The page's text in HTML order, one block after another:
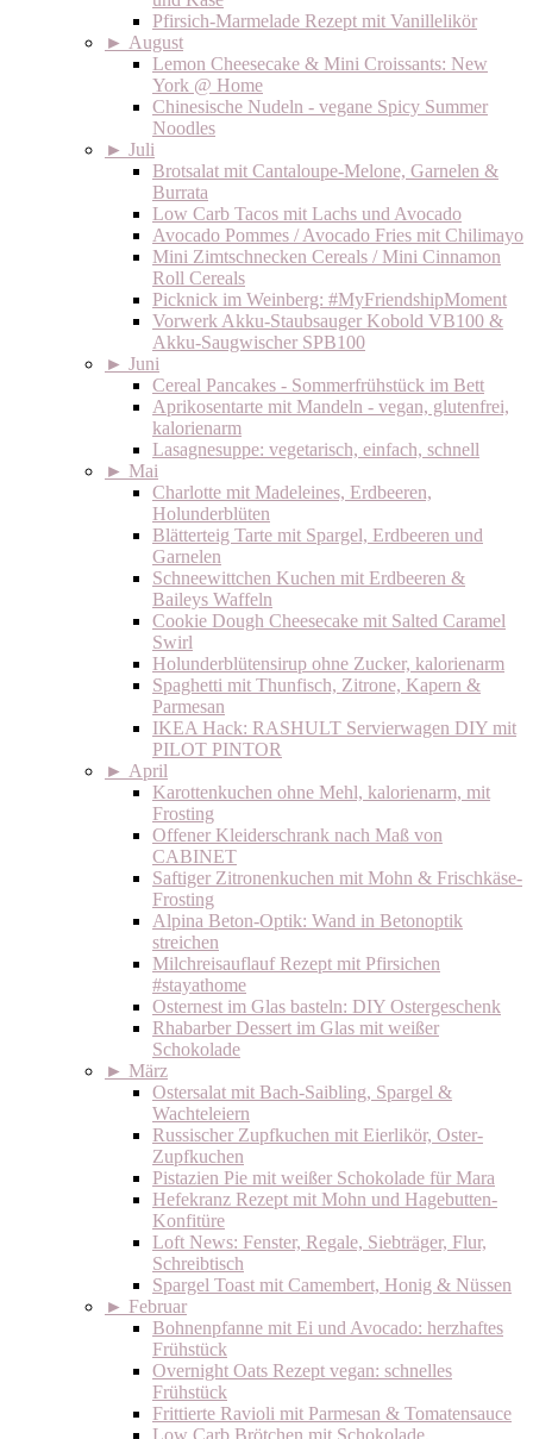
Pfirsich-Marmelade Rezept mit Vanillelikör
► August
Lemon Cheesecake & Mini Croissants: New
York @ Home
Chinesische Nudeln - vegane Spicy Summer
Noodles
► Juli
Brotsalat mit Cantaloupe-Melone, Garnelen &
Burrata
Low Carb Tacos mit Lachs und Avocado
Avocado Pommes / Avocado Fries mit Chilimayo
Mini Zimtschnecken Cereals / Mini Cinnamon
Roll Cereals
Picknick im Weinberg: #MyFriendshipMoment
Vorwerk Akku-Staubsauger Kobold VB100 &
Akku-Saugwischer SPB100
► Juni
Cereal Pancakes - Sommerfrühstück im Bett
Aprikosentarte mit Mandeln - vegan, glutenfrei,
kalorienarm
Lasagnesuppe: vegetarisch, einfach, schnell
► Mai
Charlotte mit Madeleines, Erdbeeren,
Holunderblüten
Blätterteig Tarte mit Spargel, Erdbeeren und
Garnelen
Schneewittchen Kuchen mit Erdbeeren &
Baileys Waffeln
Cookie Dough Cheesecake mit Salted Caramel
Swirl
Holunderblütensirup ohne Zucker, kalorienarm
Spaghetti mit Thunfisch, Zitrone, Kapern &
Parmesan
IKEA Hack: RASHULT Servierwagen DIY mit
PILOT PINTOR
► April
Karottenkuchen ohne Mehl, kalorienarm, mit
Frosting
Offener Kleiderschrank nach Maß von
CABINET
Saftiger Zitronenkuchen mit Mohn & Frischkäse-
Frosting
Alpina Beton-Optik: Wand in Betonoptik
streichen
Milchreisauflauf Rezept mit Pfirsichen
#stayathome
Osternest im Glas basteln: DIY Ostergeschenk
Rhabarber Dessert im Glas mit weißer
Schokolade
► März
Ostersalat mit Bach-Saibling, Spargel &
Wachteleiern
Russischer Zupfkuchen mit Eierlikör, Oster-
Zupfkuchen
Pistazien Pie mit weißer Schokolade für Mara
Hefekranz Rezept mit Mohn und Hagebutten-
Konfitüre
Loft News: Fenster, Regale, Siebträger, Flur,
Schreibtisch
Spargel Toast mit Camembert, Honig & Nüssen
► Februar
Bohnenpfanne mit Ei und Avocado: herzhaftes
Frühstück
Overnight Oats Rezept vegan: schnelles
Frühstück
Frittierte Ravioli mit Parmesan & Tomatensauce